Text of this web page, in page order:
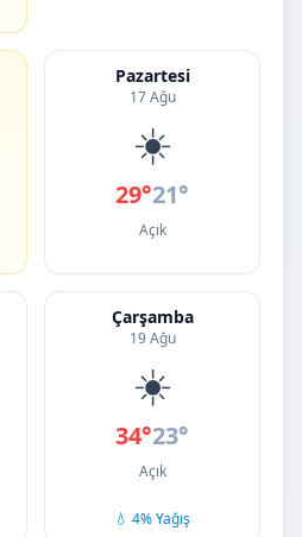
Pazartesi
17 Ağu
☀️
29°21°
Açık
Çarşamba
19 Ağu
☀️
34°23°
Açık
💧 4% Yağış